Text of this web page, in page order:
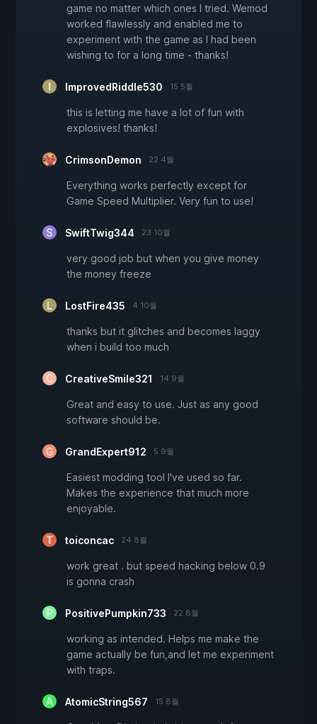
game no matter which ones I tried. Wemod
worked flawlessly and enabled me to
experiment with the game as I had been
wishing to for a long time - thanks!
ImprovedRiddle530 15 5월
this is letting me have a lot of fun with
explosives! thanks!
CrimsonDemon 22 4월
Everything works perfectly except for
Game Speed Multiplier. Very fun to use!
SwiftTwig344 23 10월
very good job but when you give money
the money freeze
LostFire435 4 10월
thanks but it glitches and becomes laggy
when i build too much
CreativeSmile321 14 9월
Great and easy to use. Just as any good
software should be.
GrandExpert912 5 9월
Easiest modding tool I've used so far.
Makes the experience that much more
enjoyable.
toiconcac 24 8월
work great . but speed hacking below 0.9
is gonna crash
PositivePumpkin733 22 8월
working as intended. Helps me make the
game actually be fun,and let me experiment
with traps.
AtomicString567 15 8월